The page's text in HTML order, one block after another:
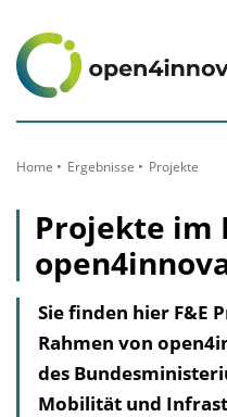
Inhalt
Home Ergebnisse Projekte
Projekte im
Sie finden hier F&E
Rahmen von
des
Mobilität und